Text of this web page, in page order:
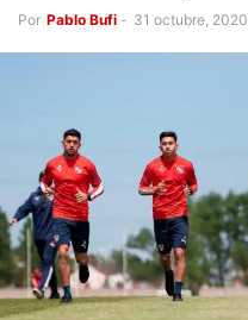
Por Pablo Bufi - 31 octubre, 2020